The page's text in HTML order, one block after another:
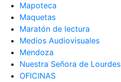
Mapoteca
Maquetas
Maratón de lectura
Medios Audiovisuales
Mendoza
Nuestra Señora de Lourdes
OFICINAS